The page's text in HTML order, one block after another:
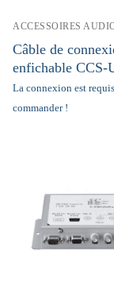
ACCESSOIRES
Câble de
enfichable CCS-
La connexion est
commander !